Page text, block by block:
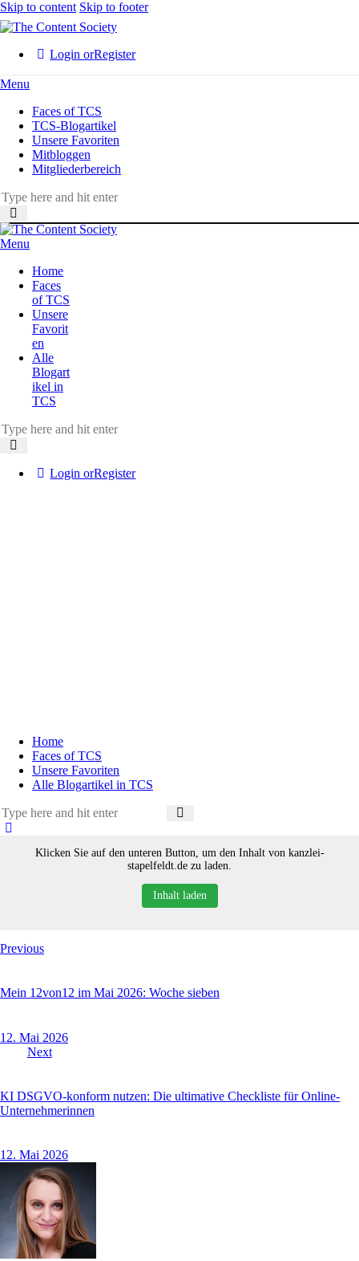
Skip to content Skip to footer
Login orRegister
Menu
Faces of TCS
TCS-Blogartikel
Unsere Favoriten
Mitbloggen
Mitgliederbereich
Menu
Home
Faces
of TCS
Unsere
Favorit
en
Alle
Blogart
ikel in
TCS
Login orRegister
Home
Faces of TCS
Unsere Favoriten
Alle Blogartikel in TCS
Klicken Sie auf den unteren Button, um den Inhalt von kanzlei-
stapelfeldt.de zu laden.
Inhalt laden
Beitragsnavigation
Previous
Mein 12von12 im Mai 2026: Woche sieben
12. Mai 2026
Next
KI DSGVO-konform nutzen: Die ultimative Checkliste für Online-
Unternehmerinnen
12. Mai 2026